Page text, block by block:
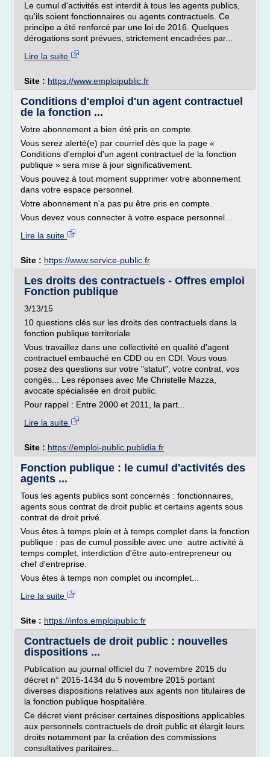
Le cumul d'activités est interdit à tous les agents publics,
qu'ils soient fonctionnaires ou agents contractuels. Ce
principe a été renforcé par une loi de 2016. Quelques
dérogations sont prévues, strictement encadrées par...
Lire la suite
Site : https://www.emploipublic.fr
Conditions d'emploi d'un agent contractuel
de la fonction ...
Votre abonnement a bien été pris en compte.
Vous serez alerté(e) par courriel dès que la page «
Conditions d'emploi d'un agent contractuel de la fonction
publique » sera mise à jour significativement.
Vous pouvez à tout moment supprimer votre abonnement
dans votre espace personnel.
Votre abonnement n'a pas pu être pris en compte.
Vous devez vous connecter à votre espace personnel...
Lire la suite
Site : https://www.service-public.fr
Les droits des contractuels - Offres emploi
Fonction publique
3/13/15
10 questions clés sur les droits des contractuels dans la
fonction publique territoriale
Vous travaillez dans une collectivité en qualité d'agent
contractuel embauché en CDD ou en CDI. Vous vous
posez des questions sur votre "statut", votre contrat, vos
congés... Les réponses avec Me Christelle Mazza,
avocate spécialisée en droit public.
Pour rappel : Entre 2000 et 2011, la part...
Lire la suite
Site : https://emploi-public.publidia.fr
Fonction publique : le cumul d'activités des
agents ...
Tous les agents publics sont concernés : fonctionnaires,
agents sous contrat de droit public et certains agents sous
contrat de droit privé.
Vous êtes à temps plein et à temps complet dans la fonction
publique : pas de cumul possible avec une autre activité à
temps complet, interdiction d'être auto-entrepreneur ou
chef d'entreprise.
Vous êtes à temps non complet ou incomplet...
Lire la suite
Site : https://infos.emploipublic.fr
Contractuels de droit public : nouvelles
dispositions ...
Publication au journal officiel du 7 novembre 2015 du
décret n° 2015-1434 du 5 novembre 2015 portant
diverses dispositions relatives aux agents non titulaires de
la fonction publique hospitalière.
Ce décret vient préciser certaines dispositions applicables
aux personnels contractuels de droit public et élargit leurs
droits notamment par la création des commissions
consultatives paritaires...